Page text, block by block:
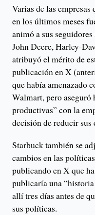
Varias de las
en los últimos meses
animó a sus
John Deere, Harley-
atribuyó el mérito de
publicación en X
que había amenazado
Walmart, pero aseguró
productivas” con la
decisión de reducir sus
Starbuck también se
cambios en las
publicando en X que
publicaría una
allí tres días antes de
sus políticas.